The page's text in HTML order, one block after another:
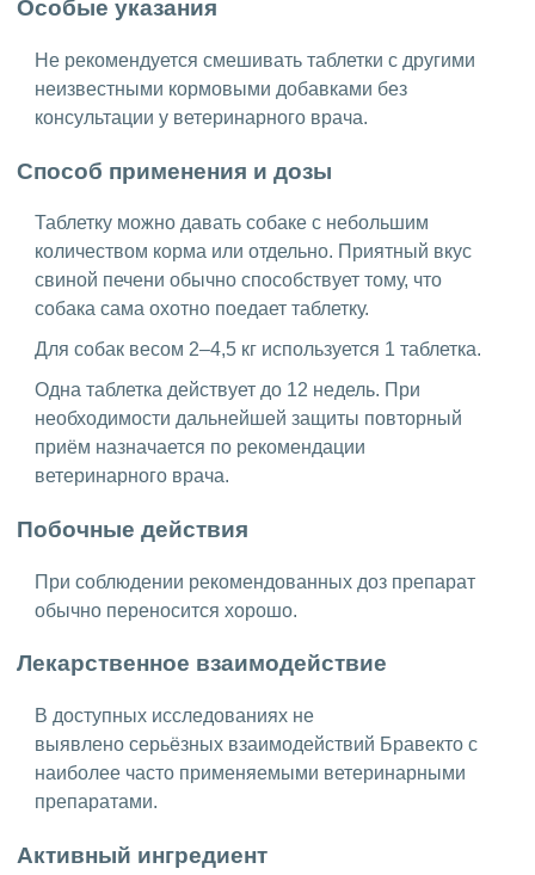
Особые указания
Не рекомендуется смешивать таблетки с другими
неизвестными кормовыми добавками без
консультации у ветеринарного врача.
Способ применения и дозы
Таблетку можно давать собаке с небольшим
количеством корма или отдельно. Приятный вкус
свиной печени обычно способствует тому, что
собака сама охотно поедает таблетку.
Для собак весом 2–4,5 кг используется 1 таблетка.
Одна таблетка действует до 12 недель. При
необходимости дальнейшей защиты повторный
приём назначается по рекомендации
ветеринарного врача.
Побочные действия
При соблюдении рекомендованных доз препарат
обычно переносится хорошо.
Лекарственное взаимодействие
В доступных исследованиях не
выявлено серьёзных взаимодействий Бравекто с
наиболее часто применяемыми ветеринарными
препаратами.
Активный ингредиент